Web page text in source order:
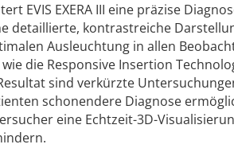
EVIS EXERA III eine präzise
detaillierte, kontrastreiche
Ausleuchtung in allen
die Responsive Insertion
sind verkürzte
schonendere Diagnose
eine Echtzeit-3D-